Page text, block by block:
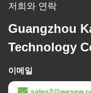
저희와 연락
Guangzhou
Technology
이메일